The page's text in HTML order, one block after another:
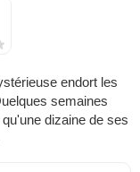
endort les
semaines
dizaine de ses